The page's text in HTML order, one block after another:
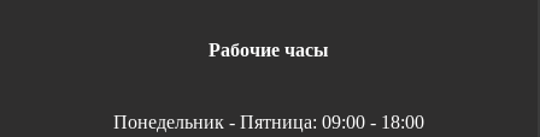
Рабочие часы
Понедельник - Пятница: 09:00 - 18:00